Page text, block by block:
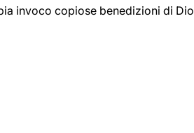
invoco copiose benedizioni di Dio